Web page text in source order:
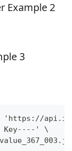
'https://
Key----' \